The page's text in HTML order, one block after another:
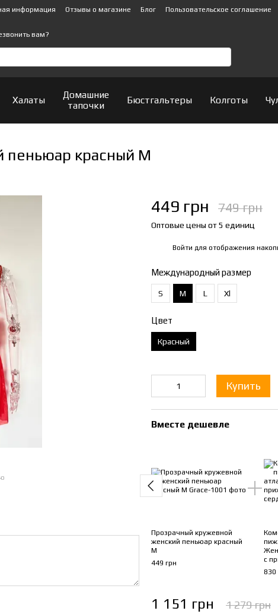
информация Отзывы о магазине Блог Пользовательское соглашение
вам?
Халаты
Домашние
тапочки
Бюстгальтеры Колготы
пеньюар красный М
449 грн 749 грн
Оптовые цены от 5 единиц
Войти для отображения
Международный размер
S M L Xl
Цвет
Красный
Купить
Вместе дешевле
Прозрачный кружевной
женский пеньюар красный
М
449 грн
с
830
1 151 грн 1 279 грн